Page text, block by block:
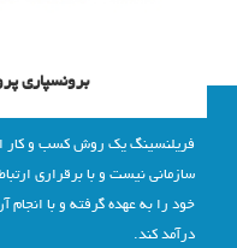
برونسپاری
فریلنسینگ یک روش کسب و
سازمانی نیست و با برقراری
خود را به عهده گرفته و با
درآمد ‌کند.